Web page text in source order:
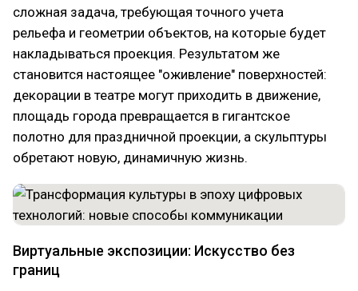
сложная задача, требующая точного учета
рельефа и геометрии объектов, на которые будет
накладываться проекция. Результатом же
становится настоящее "оживление" поверхностей:
декорации в театре могут приходить в движение,
площадь города превращается в гигантское
полотно для праздничной проекции, а скульптуры
обретают новую, динамичную жизнь.
Виртуальные экспозиции: Искусство без
границ